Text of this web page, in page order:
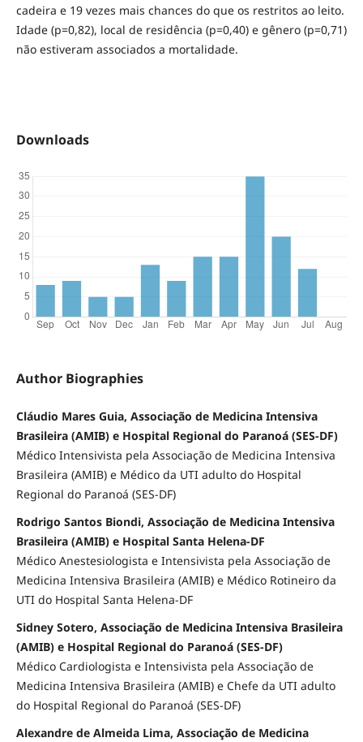
cadeira e 19 vezes mais chances do que os restritos ao leito.
Idade (p=0,82), local de residência (p=0,40) e gênero (p=0,71)
não estiveram associados a mortalidade.
Downloads
Author Biographies
Cláudio Mares Guia, Associação de Medicina Intensiva
Brasileira (AMIB) e Hospital Regional do Paranoá (SES-DF)
Médico Intensivista pela Associação de Medicina Intensiva
Brasileira (AMIB) e Médico da UTI adulto do Hospital
Regional do Paranoá (SES-DF)
Rodrigo Santos Biondi, Associação de Medicina Intensiva
Brasileira (AMIB) e Hospital Santa Helena-DF
Médico Anestesiologista e Intensivista pela Associação de
Medicina Intensiva Brasileira (AMIB) e Médico Rotineiro da
UTI do Hospital Santa Helena-DF
Sidney Sotero, Associação de Medicina Intensiva Brasileira
(AMIB) e Hospital Regional do Paranoá (SES-DF)
Médico Cardiologista e Intensivista pela Associação de
Medicina Intensiva Brasileira (AMIB) e Chefe da UTI adulto
do Hospital Regional do Paranoá (SES-DF)
Alexandre de Almeida Lima, Associação de Medicina